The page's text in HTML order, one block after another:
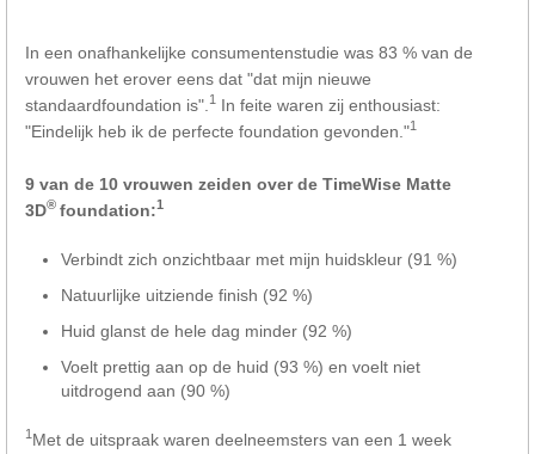
In een onafhankelijke consumentenstudie was 83 % van de
vrouwen het erover eens dat "dat mijn nieuwe
standaardfoundation is". 1
In feite waren zij enthousiast:
"Eindelijk heb ik de perfecte foundation gevonden."1
9 van de 10 vrouwen zeiden over de TimeWise Matte
3D® foundation:1
Verbindt zich onzichtbaar met mijn huidskleur (91 %)
Natuurlijke uitziende finish (92 %)
Huid glanst de hele dag minder (92 %)
Voelt prettig aan op de huid (93 %) en voelt niet
uitdrogend aan (90 %)
1 Met de uitspraak waren deelneemsters van een 1 week